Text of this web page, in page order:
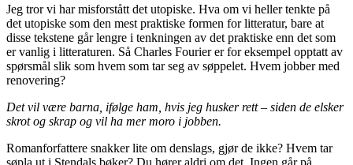
Jeg tror vi har misforstått det utopiske. Hva om vi heller tenkte på
det utopiske som den mest praktiske formen for litteratur, bare at
disse tekstene går lengre i tenkningen av det praktiske enn det som
er vanlig i litteraturen. Så Charles Fourier er for eksempel opptatt av
spørsmål slik som hvem som tar seg av søppelet. Hvem jobber med
renovering?
Det vil være barna, ifølge ham, hvis jeg husker rett – siden de elsker
skrot og skrap og vil ha mer moro i jobben.
Romanforfattere snakker lite om denslags, gjør de ikke? Hvem tar
søpla ut i Stendals bøker? Du hører aldri om det. Ingen går på